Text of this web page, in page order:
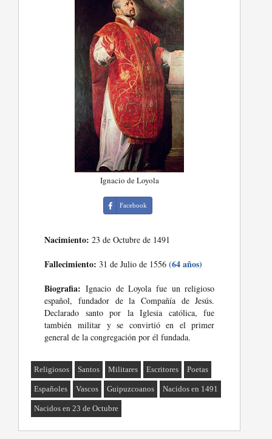
Ignacio de Loyola
Facebook
Nacimiento: 23 de Octubre de 1491
Fallecimiento: 31 de Julio de 1556(64 años)
Biografia: Ignacio de Loyola fue un religioso
español, fundador de la Compañía de Jesús.
Declarado santo por la Iglesia católica, fue
también militar y se convirtió en el primer
general de la congregación por él fundada.
Religiosos Santos Militares Escritores Poetas
Españoles Vascos Guipuzcoanos Nacidos en 1491
Nacidos en 23 de Octubre